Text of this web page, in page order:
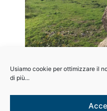
Usiamo cookie per ottimizzare il
di più...
A quanto pare,
un’intera foresta nei laghi